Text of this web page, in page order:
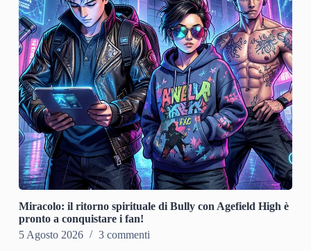
Miracolo: il ritorno spirituale di Bully con Agefield High è
pronto a conquistare i fan!
5 Agosto 2026
3 commenti